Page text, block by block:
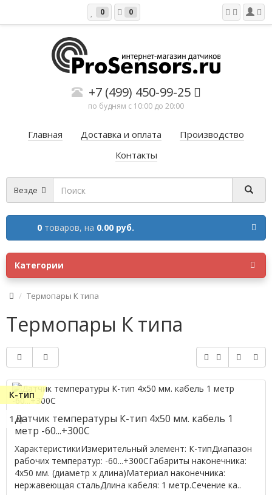
0 0
+7 (499) 450-99-25
по будням с 10:00 до 20:00
Главная Доставка и оплата
Производство
Контакты
Везде
0 товаров, на 0.00 руб.
Категории
Термопары К типа
Термопары К типа
К-тип
1 м.
Датчик температуры К-тип 4x50 мм. кабель 1
метр -60...+300C
ХарактеристикиИзмерительный элемент: К-типДиапазон
рабочих температур: -60...+300CГабариты наконечника:
4x50 мм. (диаметр х длина)Материал наконечника:
нержавеющая стальДлина кабеля: 1 метр.Сечение ка..